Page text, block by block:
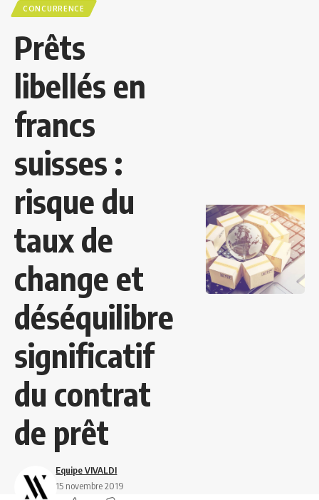
CONCURRENCE
Prêts
libellés en
francs
suisses :
risque du
taux de
change et
déséquilibre
significatif
du contrat
de prêt
Equipe VIVALDI
15 novembre 2019